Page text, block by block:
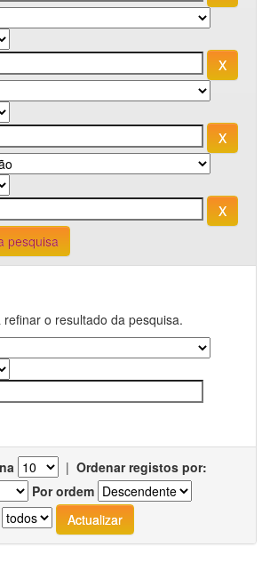
pesquisa
o resultado da pesquisa.
| Ordenar registos por:
Por ordem